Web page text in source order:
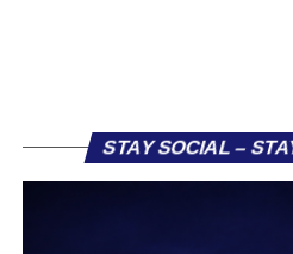
«Ο Α.Ο. Σαρωνικός Αναβύσσου
STAY SOCIAL –